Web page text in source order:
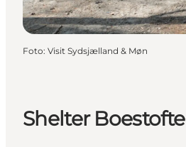
Foto: Visit Sydsjælland & Møn
Shelter Boestofte